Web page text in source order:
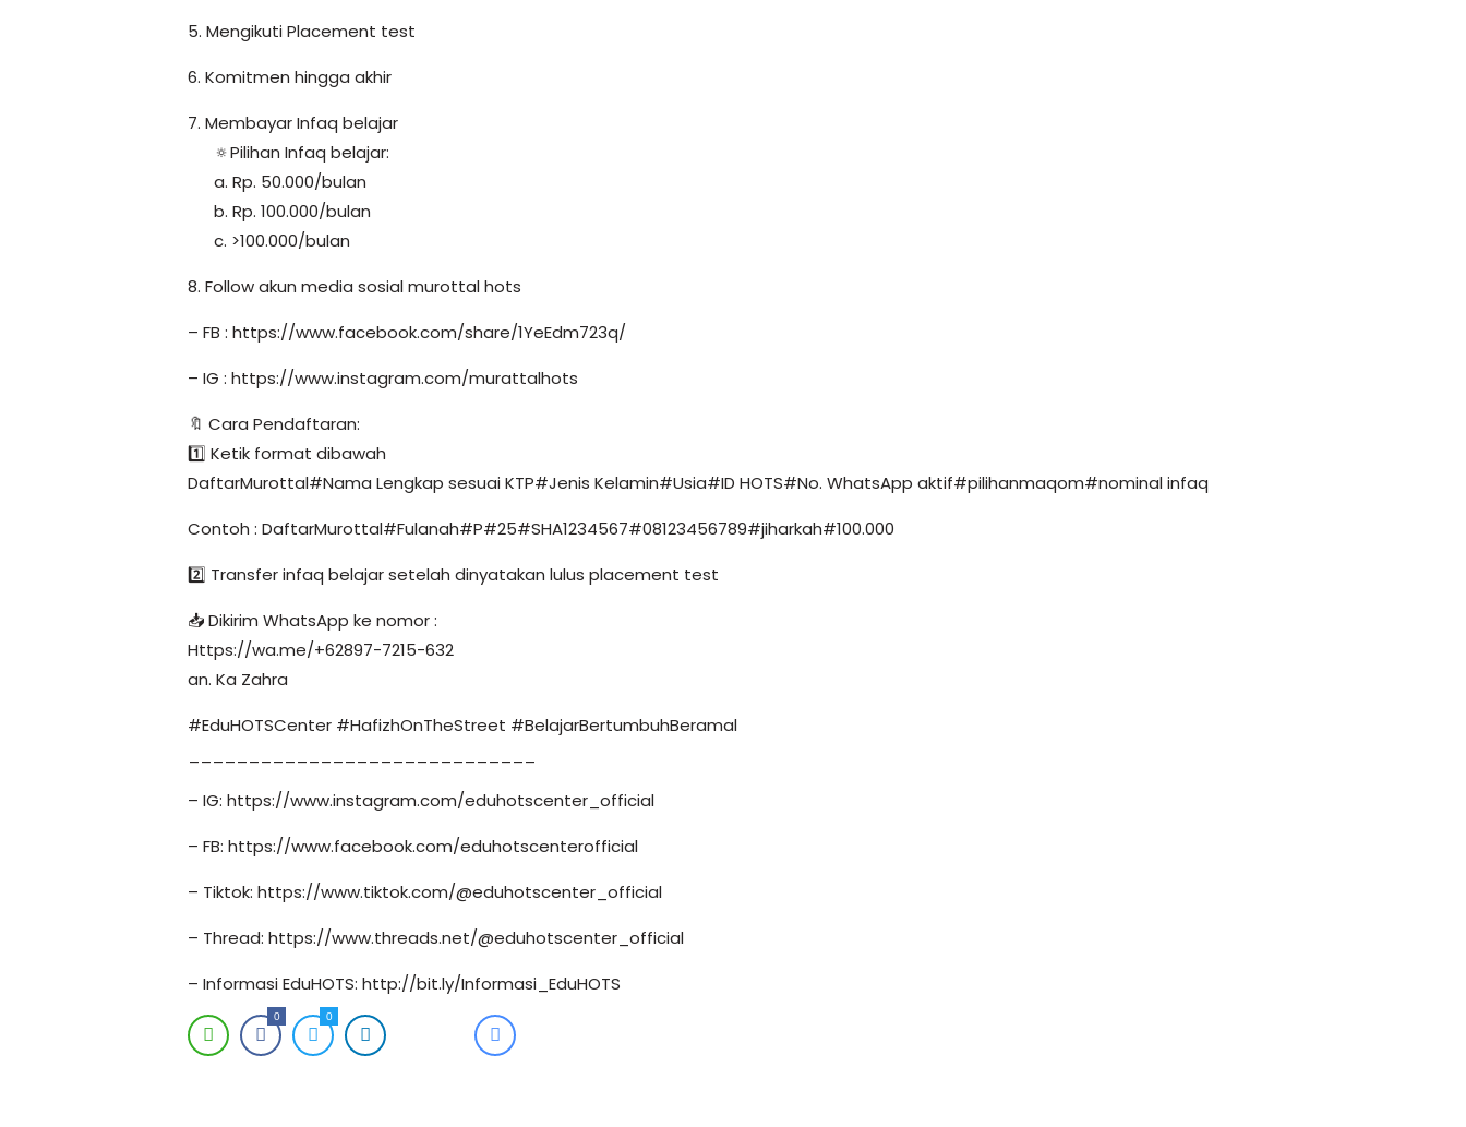
5. Mengikuti Placement test
6. Komitmen hingga akhir
7. Membayar Infaq belajar
🔅Pilihan Infaq belajar:
a. Rp. 50.000/bulan
b. Rp. 100.000/bulan
c. >100.000/bulan
8. Follow akun media sosial murottal hots
– FB : https://www.facebook.com/share/1YeEdm723q/
– IG : https://www.instagram.com/murattalhots
🔖 Cara Pendaftaran:
1️⃣ Ketik format dibawah
DaftarMurottal#Nama Lengkap sesuai KTP#Jenis Kelamin#Usia#ID HOTS#No. WhatsApp aktif#pilihanmaqom#nominal infaq
Contoh : DaftarMurottal#Fulanah#P#25#SHA1234567#08123456789#jiharkah#100.000
2️⃣ Transfer infaq belajar setelah dinyatakan lulus placement test
📥 Dikirim WhatsApp ke nomor :
Https://wa.me/+62897-7215-632
an. Ka Zahra
#EduHOTSCenter #HafizhOnTheStreet #BelajarBertumbuhBeramal
– IG: https://www.instagram.com/eduhotscenter_official
– FB: https://www.facebook.com/eduhotscenterofficial
– Tiktok: https://www.tiktok.com/@eduhotscenter_official
– Thread: https://www.threads.net/@eduhotscenter_official
– Informasi EduHOTS: http://bit.ly/Informasi_EduHOTS
0 0